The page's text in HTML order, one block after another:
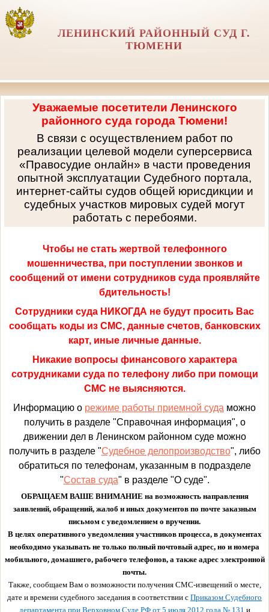
ЛЕНИНСКИЙ РАЙОННЫЙ СУД Г.
ТЮМЕНИ
Уважаемые посетители Ленинского
районного суда города Тюмени!
В связи с осуществлением работ по
реализации целевой модели суперсервиса
«Правосудие онлайн» в части проведения
опытной эксплуатации Судебного портала,
интернет-сайты судов общей юрисдикции и
судебных участков мировых судей могут
работать с перебоями.
Чтобы не стать жертвой телефонного
мошенничества, при поступлении звонков и
сообщений от имени сотрудников суда проявляйте
бдительность!
Сотрудники суда НИКОГДА не будут просить Вас
сообщать коды из СМС, данные счетов, банковских
карт, иные личные данные.
Никакие вопросы финансового характера
сотрудниками суда по телефону либо при помощи
СМС не выясняются.
Информацию о режиме работы приемной суда можно
получить в разделе "Справочная информация", о
движении дел в Ленинском районном суде можно
получить в разделе "Судебное делопроизводство", либо
обратиться по телефонам, указанным в подразделе
"Состав суда" в разделе "О суде".
ОБРАЩАЕМ ВАШЕ ВНИМАНИЕ на возможность направления
заявлений, обращений, жалоб и иных документов по почте заказным
письмом с уведомлением о вручении.
В целях оперативного уведомления участников процесса, в документах
необходимо указывать не только полный почтовый адрес, но и номера
мобильного, домашнего, рабочего телефонов, а также адрес электронной
почты.
Также, сообщаем Вам о возможности получения СМС-извещений о месте,
дате и времени судебного заседания в соответствии с Приказом Судебного
департамента при Верховном Суде РФ от 5 июля 2012 года № 131 и